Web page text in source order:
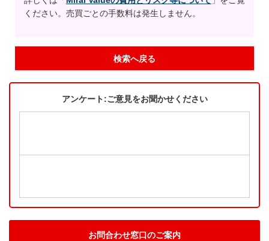
ください。売買ごとの手数料は発生しません。
検索へ戻る
アンケート:ご意見をお聞かせください
お問合わせ窓口のご案内